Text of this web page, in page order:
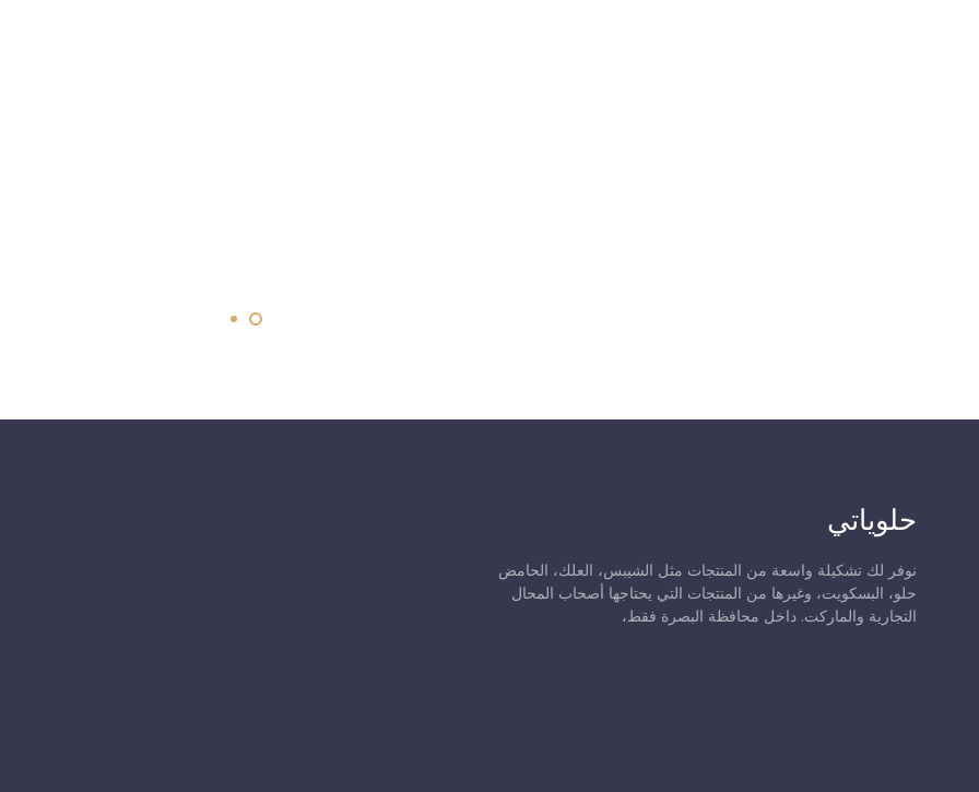
حلوياتي
نوفر لك تشكيلة واسعة من المنتجات مثل الشيبس، العلك، الحامض
حلو، البسكويت، وغيرها من المنتجات التي يحتاجها أصحاب المحال
التجارية والماركت. داخل محافظة البصرة فقط،